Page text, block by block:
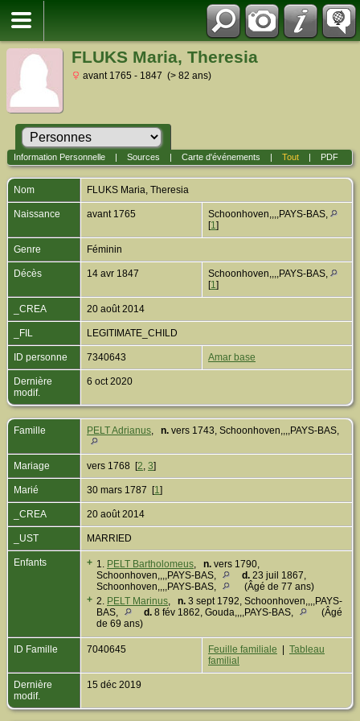
FLUKS Maria, Theresia
avant 1765 - 1847 (> 82 ans)
Information Personnelle| Sources Carte d'événements Tout| PDF
Nom FLUKS Maria, Theresia
Naissance avant 1765
Schoonhoven,,,,PAYS-BAS,
[1]
Genre Féminin
Décès 14 avr 1847
Schoonhoven,,,,PAYS-BAS,
[1]
_CREA 20 août 2014
_FIL LEGITIMATE_CHILD
ID personne 7340643 Amar base
Dernière
modif.
6 oct 2020
Famille PELT Adrianus, n. vers 1743, Schoonhoven,,,,PAYS-BAS,
Mariage vers 1768 [2, 3]
Marié 30 mars 1787 [1]
_CREA 20 août 2014
_UST MARRIED
Enfants + 1. PELT Bartholomeus, n. vers 1790,
Schoonhoven,,,,PAYS-BAS,
d. 23 juil 1867,
Schoonhoven,,,,PAYS-BAS,
(Âgé de 77 ans)
+ 2. PELT Marinus, n. 3 sept 1792, Schoonhoven,,,,PAYS-
BAS,
d. 8 fév 1862, Gouda,,,,PAYS-BAS,
(Âgé
de 69 ans)
ID Famille 7040645 Feuille familiale
Tableau
familial
Dernière
modif.
15 déc 2019